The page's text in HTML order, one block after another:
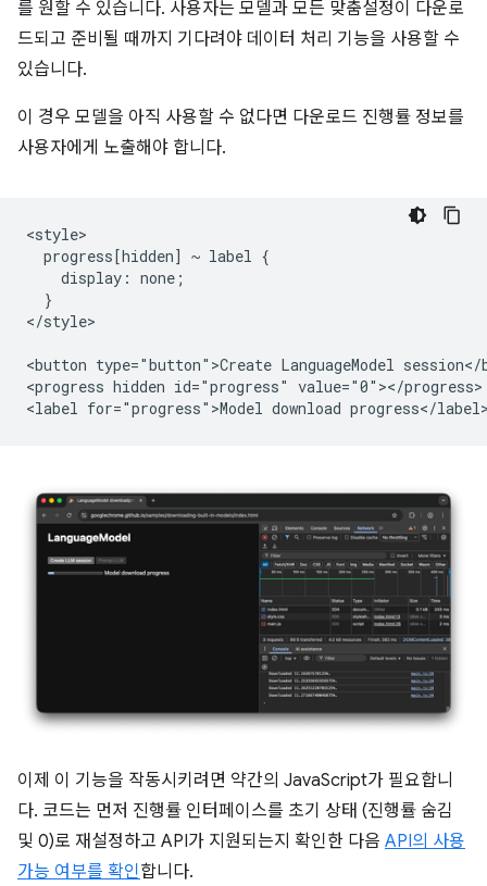
를 원할 수 있습니다. 사용자는 모델과 모든 맞춤설정이 다운로
드되고 준비될 때까지 기다려야 데이터 처리 기능을 사용할 수
있습니다.
이 경우 모델을 아직 사용할 수 없다면 다운로드 진행률 정보를
사용자에게 노출해야 합니다.
<style>
  progress[hidden] ~ label {
    display: none;
  }
</style>
<button type="button">Create LanguageModel session</
<progress hidden id="progress" value="0"></progress>
이제 이 기능을 작동시키려면 약간의 JavaScript가 필요합니
다. 코드는 먼저 진행률 인터페이스를 초기 상태 (진행률 숨김
및 0)로 재설정하고 API가 지원되는지 확인한 다음 API의 사용
가능 여부를 확인합니다.